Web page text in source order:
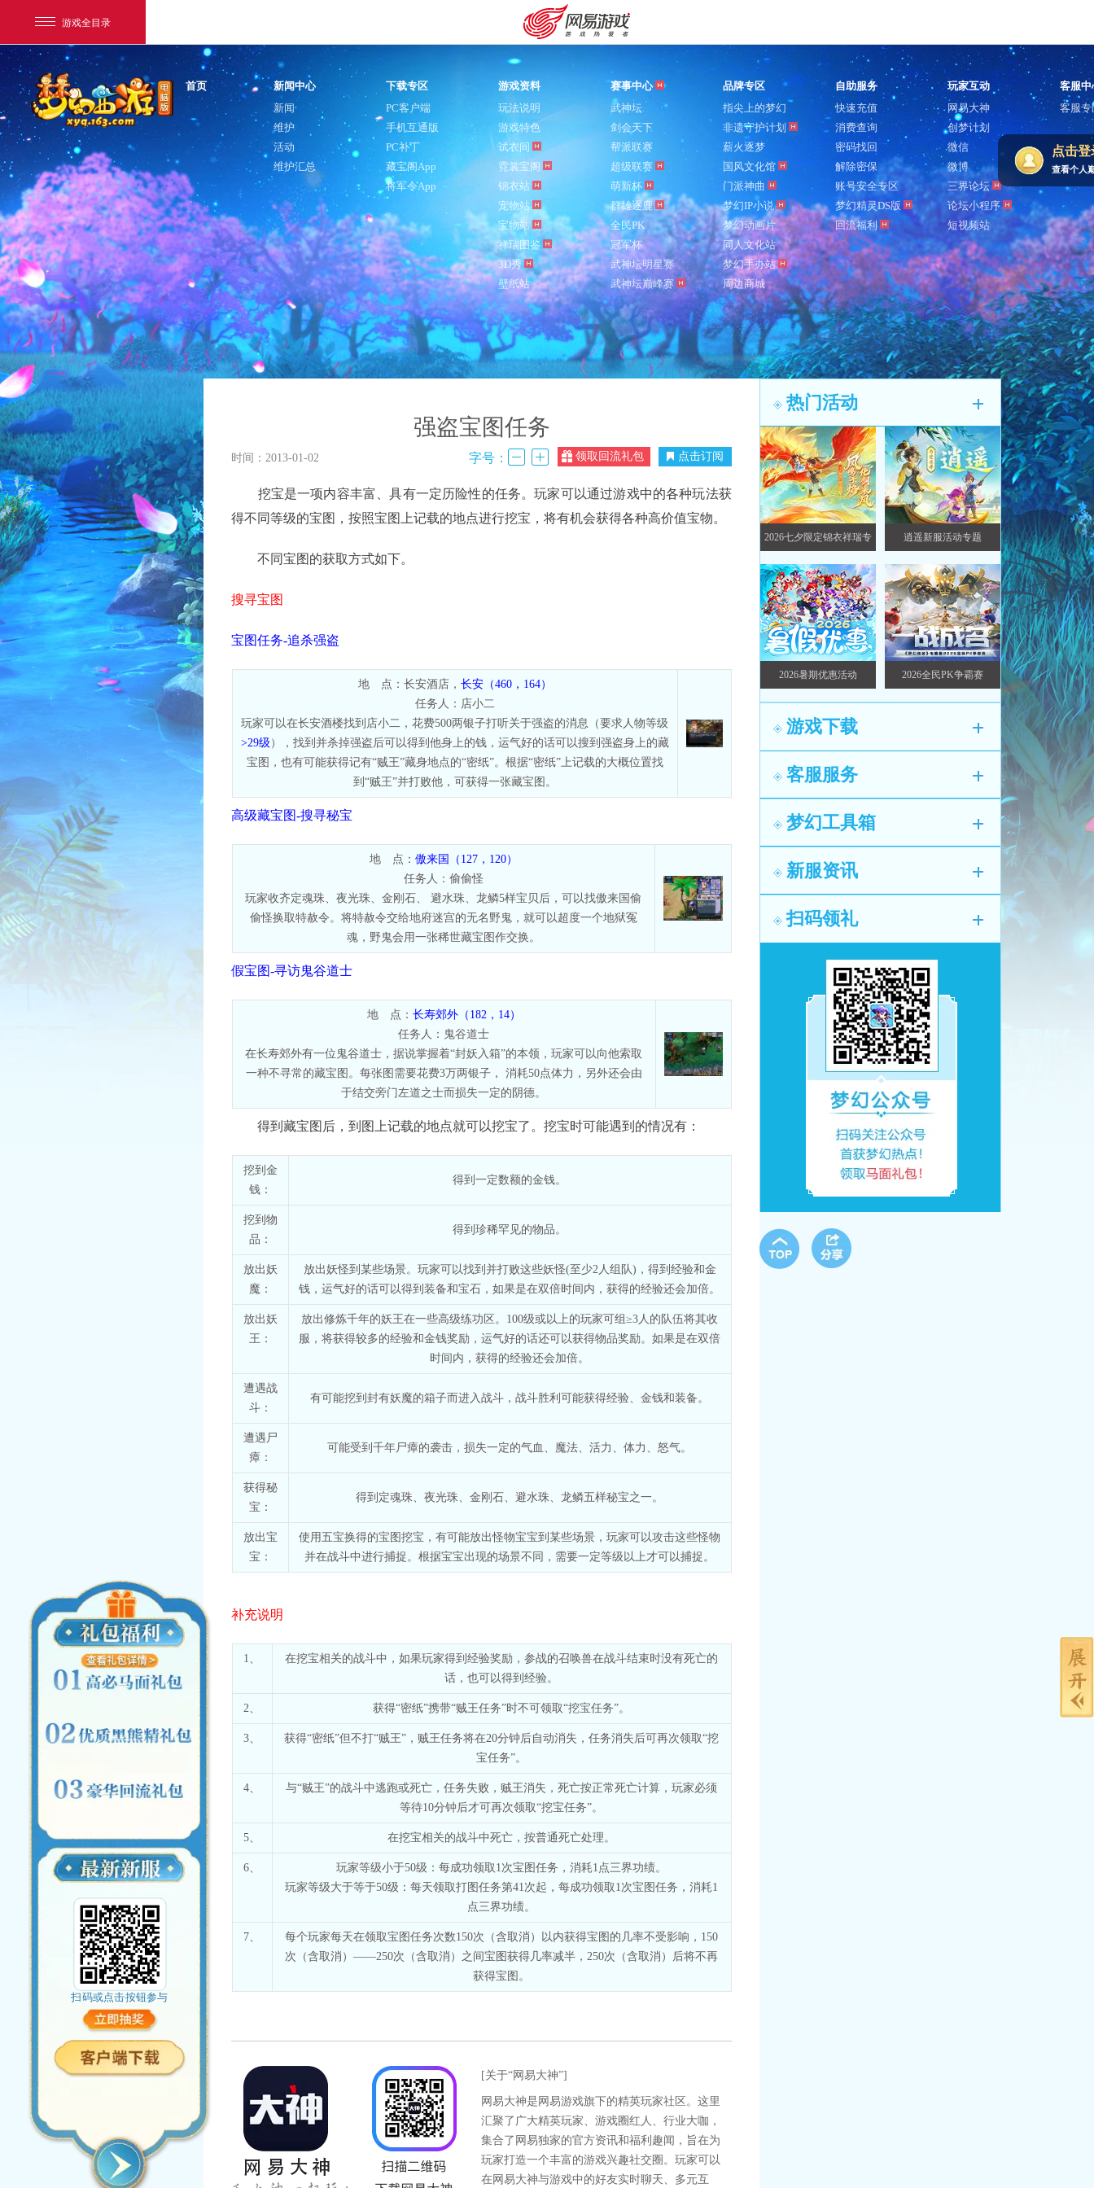
游戏全目录
网易游戏
游戏爱好者
我的足迹： 梦幻西游电脑版
购卡充值 客服中心
首页 新闻中心 下载专区 游戏资料 赛事中心 品牌专区 自助服务 玩家互动
客服中
新闻
维护
活动
维护汇总
PC客户端
手机互通版
PC补丁
藏宝阁App
将军令App
玩法说明
游戏特色
试衣间
霓裳宝阁
锦衣站
宠物站
宝物站
祥瑞图鉴
3D秀
壁纸站
武神坛
剑会天下
帮派联赛
超级联赛
萌新杯
群雄逐鹿
全民PK
冠军杯
武神坛明星赛
武神坛巅峰赛
指尖上的梦幻
非遗守护计划
薪火逐梦
国风文化馆
门派神曲
梦幻IP小说
梦幻动画片
同人文化站
梦幻手办站
周边商城
快速充值
消费查询
密码找回
解除密保
账号安全专区
梦幻精灵DS版
回流福利
网易大神
创梦计划
微信
微博
三界论坛
论坛小程序
短视频站
客服专
点击登
查看个人
强盗宝图任务
领取回流礼包 点击订阅
时间：2013-01-02 字号：
挖宝是一项内容丰富、具有一定历险性的任务。玩家可以通过游戏中的各种玩法获
得不同等级的宝图，按照宝图上记载的地点进行挖宝，将有机会获得各种高价值宝物。
不同宝图的获取方式如下。
搜寻宝图
宝图任务-追杀强盗
地 点：长安酒店， 长安（460，164）
任务人：店小二
玩家可以在长安酒楼找到店小二，花费500两银子打听关于强盗的消息（要求人物等级
>29级 ），找到并杀掉强盗后可以得到他身上的钱，运气好的话可以搜到强盗身上的藏
宝图，也有可能获得记有“贼王”藏身地点的“密纸”。根据“密纸”上记载的大概位置找
到“贼王”并打败他，可获得一张藏宝图。
高级藏宝图-搜寻秘宝
地 点： 傲来国（127，120）
任务人：偷偷怪
玩家收齐定魂珠、夜光珠、金刚石、 避水珠、龙鳞5样宝贝后，可以找傲来国偷
偷怪换取特赦令。将特赦令交给地府迷宫的无名野鬼，就可以超度一个地狱冤
魂，野鬼会用一张稀世藏宝图作交换。
假宝图-寻访鬼谷道士
地 点： 长寿郊外（182，14）
任务人：鬼谷道士
在长寿郊外有一位鬼谷道士，据说掌握着“封妖入箱”的本领，玩家可以向他索取
一种不寻常的藏宝图。每张图需要花费3万两银子， 消耗50点体力，另外还会由
于结交旁门左道之士而损失一定的阴德。
得到藏宝图后，到图上记载的地点就可以挖宝了。挖宝时可能遇到的情况有：
挖到金
钱：
得到一定数额的金钱。
挖到物
品：
得到珍稀罕见的物品。
放出妖
魔：
放出妖怪到某些场景。玩家可以找到并打败这些妖怪(至少2人组队)，得到经验和金
钱，运气好的话可以得到装备和宝石，如果是在双倍时间内，获得的经验还会加倍。
放出妖
王：
放出修炼千年的妖王在一些高级练功区。100级或以上的玩家可组≥3人的队伍将其收
服，将获得较多的经验和金钱奖励，运气好的话还可以获得物品奖励。如果是在双倍
时间内，获得的经验还会加倍。
遭遇战
斗：
有可能挖到封有妖魔的箱子而进入战斗，战斗胜利可能获得经验、金钱和装备。
遭遇尸
瘴：
可能受到千年尸瘴的袭击，损失一定的气血、魔法、活力、体力、怒气。
获得秘
宝：
得到定魂珠、夜光珠、金刚石、避水珠、龙鳞五样秘宝之一。
放出宝
宝：
使用五宝换得的宝图挖宝，有可能放出怪物宝宝到某些场景，玩家可以攻击这些怪物
并在战斗中进行捕捉。根据宝宝出现的场景不同，需要一定等级以上才可以捕捉。
补充说明
1、
在挖宝相关的战斗中，如果玩家得到经验奖励，参战的召唤兽在战斗结束时没有死亡的
话，也可以得到经验。
2、 获得“密纸”携带“贼王任务”时不可领取“挖宝任务”。
3、
获得“密纸”但不打“贼王”，贼王任务将在20分钟后自动消失，任务消失后可再次领取“挖
宝任务”。
4、
与“贼王”的战斗中逃跑或死亡，任务失败，贼王消失，死亡按正常死亡计算，玩家必须
等待10分钟后才可再次领取“挖宝任务”。
5、 在挖宝相关的战斗中死亡，按普通死亡处理。
6、
玩家等级小于50级：每成功领取1次宝图任务，消耗1点三界功绩。
玩家等级大于等于50级：每天领取打图任务第41次起，每成功领取1次宝图任务，消耗1
点三界功绩。
7、
每个玩家每天在领取宝图任务次数150次（含取消）以内获得宝图的几率不受影响，150
次（含取消）——250次（含取消）之间宝图获得几率减半，250次（含取消）后将不再
获得宝图。
[关于“网易大神”]
网易大神是网易游戏旗下的精英玩家社区。这里
汇聚了广大精英玩家、游戏圈红人、行业大咖，
集合了网易独家的官方资讯和福利趣闻，旨在为
玩家打造一个丰富的游戏兴趣社交圈。玩家可以
在网易大神与游戏中的好友实时聊天、多元互
热门活动
2026七夕限定锦衣祥瑞专
题
逍遥新服活动专题
2026暑期优惠活动 2026全民PK争霸赛
游戏下载
客服服务
梦幻工具箱
新服资讯
扫码领礼
扫码或点击按钮参与